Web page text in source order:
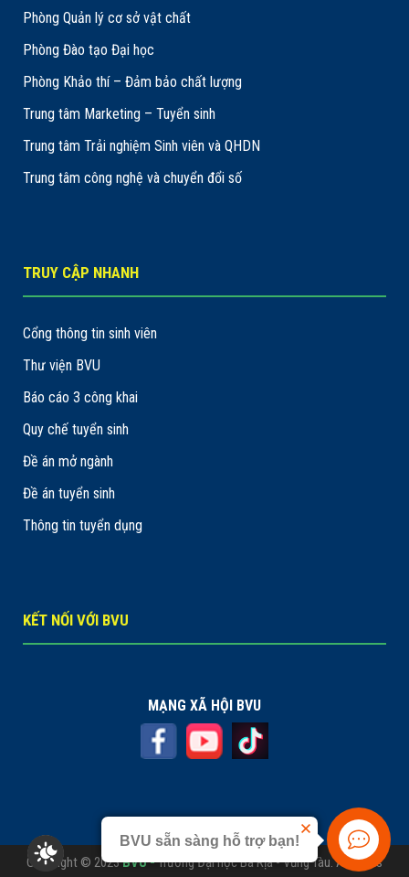
Phòng Quản lý cơ sở vật chất
Phòng Đào tạo Đại học
Phòng Khảo thí – Đảm bảo chất lượng
Trung tâm Marketing – Tuyển sinh
Trung tâm Trải nghiệm Sinh viên và QHDN
Trung tâm công nghệ và chuyển đổi số
TRUY CẬP NHANH
Cổng thông tin sinh viên
Thư viện BVU
Báo cáo 3 công khai
Quy chế tuyển sinh
Đề án mở ngành
Đề án tuyển sinh
Thông tin tuyển dụng
KẾT NỐI VỚI BVU
MẠNG XÃ HỘI BVU
Copyright © 2023BVU -Trường Đại học Bà Rịa - Vũng Tàu. All rights
BVU sẵn sàng hỗ trợ bạn!